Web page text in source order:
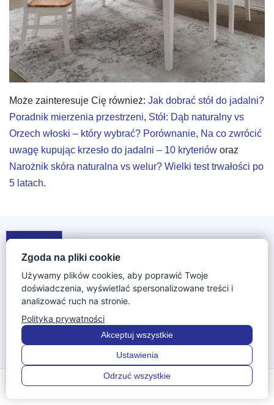
Może zainteresuje Cię również: Jak dobrać stół do jadalni?
Poradnik mierzenia przestrzeni, Stół: Dąb naturalny vs
Orzech włoski – który wybrać? Porównanie, Na co zwrócić
uwagę kupując krzesło do jadalni – 10 kryteriów oraz
Narożnik skóra naturalna vs welur? Wielki test trwałości po
5 latach.
W naszym sklepie IGA Meble znajdą Państwo szeroka
ofertę mebli do salonu, jadalni, sypialni, garderoby, gabinetu
i pokoju dziecięcego. Oferujemy szeroką gamę mebli
dębowych, narożniki tapicerowane, materace do łóżek i
wiele innych produktów w atrakcyjnych cenach. Dokonamy
wszelkich starań aby produkt trafił do produkcji zaraz po
0
Zgoda na pliki cookie
Używamy plików cookies, aby poprawić Twoje
doświadczenia, wyświetlać spersonalizowane treści i
analizować ruch na stronie.
Polityka prywatności
Ustawienia
Odrzuć wszystkie
Akceptuj wszystkie